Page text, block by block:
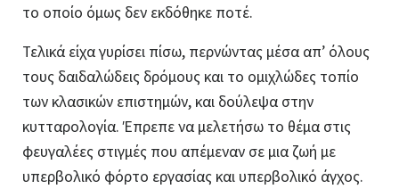
το οποίο όμως δεν εκδόθηκε ποτέ.
Τελικά είχα γυρίσει πίσω, περνώντας μέσα απ’ όλους
τους δαιδαλώδεις δρόμους και το ομιχλώδες τοπίο
των κλασικών επιστημών, και δούλεψα στην
κυτταρολογία. Έπρεπε να μελετήσω το θέμα στις
φευγαλέες στιγμές που απέμεναν σε μια ζωή με
υπερβολικό φόρτο εργασίας και υπερβολικό άγχος.